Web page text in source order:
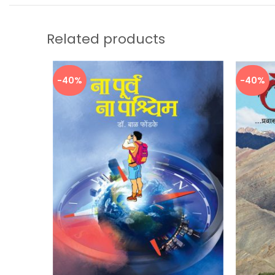
Related products
-40% -40%